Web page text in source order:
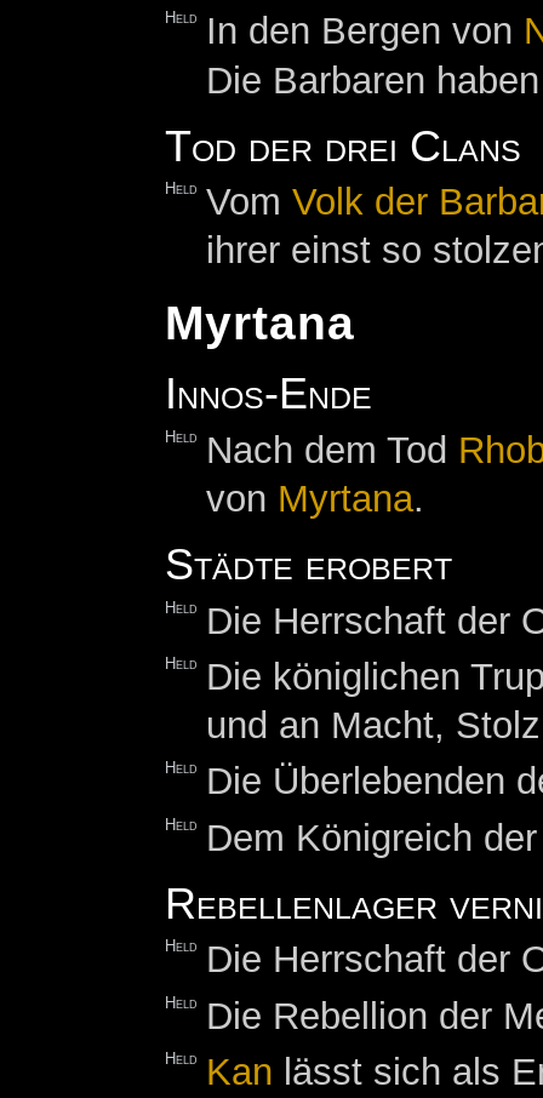
Held In den Bergen von
Die Barbaren
Tod der drei Clans
Held VomVolk der
ihrer einst so
Myrtana
Innos-Ende
Held Nach dem Tod
von Myrtana.
Städte erobert
Held Die Herrschaft der
Held
Die königlichen
und an Macht,
Held Die Überlebenden
Held Dem Königreich
Rebellenlager
Held Die Herrschaft der
Held Die Rebellion der
Held Kan lässt sich als